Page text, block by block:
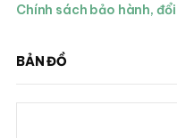
Chính sách bảo hành,
BẢN ĐỒ